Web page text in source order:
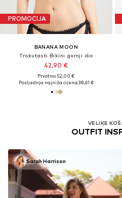
PROMOCIJA
BANANA MOON
Trokutasti Bikini gornji dio
42,90 €
Prvotno: 52,00 €
Posljednja najniža cijena:38,61 €
VELIKE
OUTFIT
Sarah Harrison